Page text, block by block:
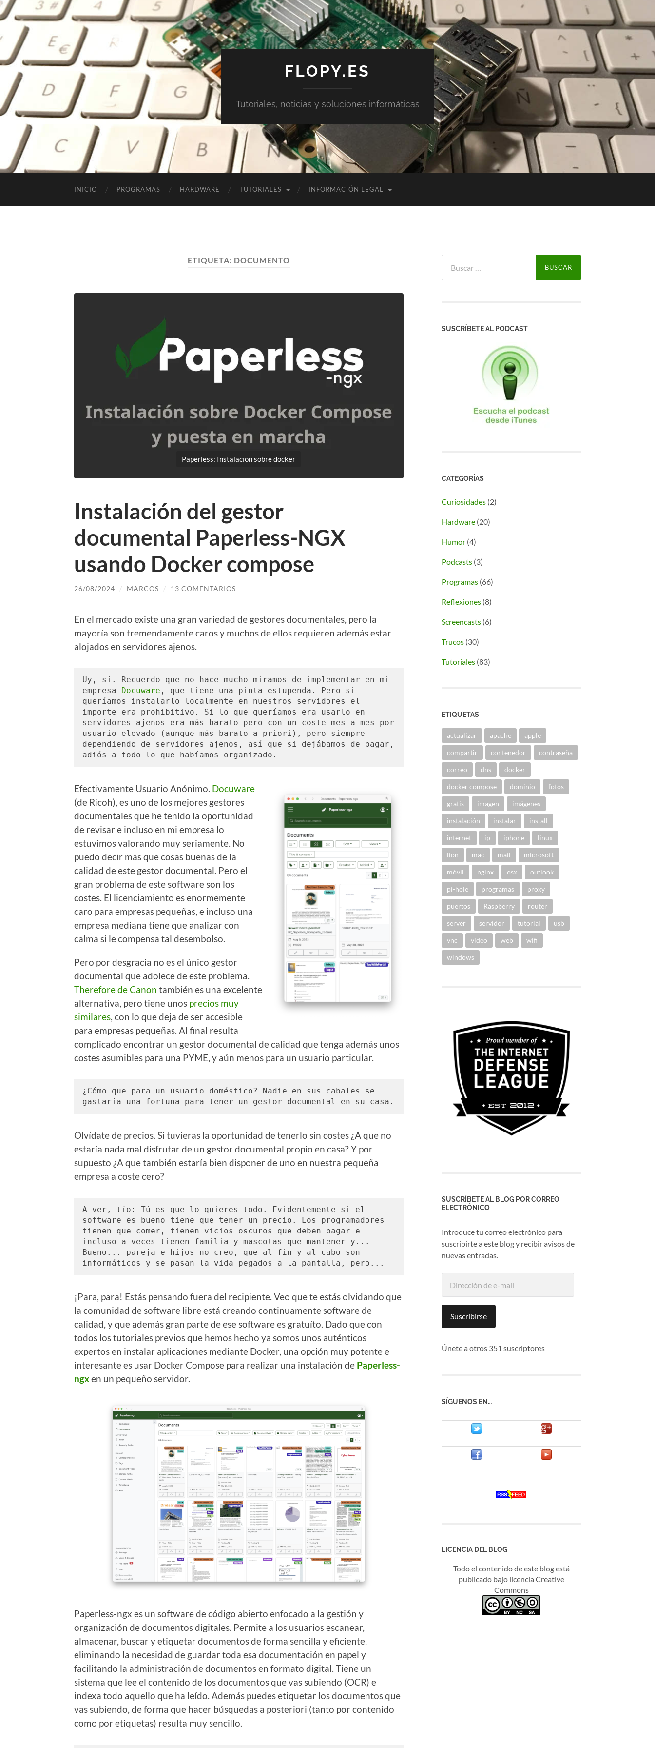
FLOPY.ES
Tutoriales, noticias y soluciones informáticas
INICIO PROGRAMAS HARDWARE TUTORIALES INFORMACIÓN LEGAL
ETIQUETA: DOCUMENTO
Paperless: Instalación sobre docker
Instalación del gestor
documental Paperless-NGX
usando Docker compose
26/08/2024 / MARCOS / 13 COMENTARIOS
En el mercado existe una gran variedad de gestores documentales, pero la
mayoría son tremendamente caros y muchos de ellos requieren además estar
alojados en servidores ajenos.
Uy, sí. Recuerdo que no hace mucho miramos de implementar en mi
empresa
Docuware , que tiene una pinta estupenda. Pero si
queríamos instalarlo localmente en nuestros servidores el
importe era prohibitivo. Si lo que queríamos era usarlo en
servidores ajenos era más barato pero con un coste mes a mes por
usuario elevado (aunque más barato a priori), pero siempre
dependiendo de servidores ajenos, así que si dejábamos de pagar,
adiós a todo lo que habíamos organizado.
Efectivamente Usuario Anónimo. Docuware
(de Ricoh), es uno de los mejores gestores
documentales que he tenido la oportunidad
de revisar e incluso en mi empresa lo
estuvimos valorando muy seriamente. No
puedo decir más que cosas buenas de la
calidad de este gestor documental. Pero el
gran problema de este software son los
costes. El licenciamiento es enormemente
caro para empresas pequeñas, e incluso una
empresa mediana tiene que analizar con
calma si le compensa tal desembolso.
Pero por desgracia no es el único gestor
documental que adolece de este problema.
Therefore de Canon también es una excelente
alternativa, pero tiene unos precios muy
similares, con lo que deja de ser accesible
para empresas pequeñas. Al final resulta
complicado encontrar un gestor documental de calidad que tenga además unos
costes asumibles para una PYME, y aún menos para un usuario particular.
¿Cómo que para un usuario doméstico? Nadie en sus cabales se
Olvídate de precios. Si tuvieras la oportunidad de tenerlo sin costes ¿A que no
estaría nada mal disfrutar de un gestor documental propio en casa? Y por
supuesto ¿A que también estaría bien disponer de uno en nuestra pequeña
empresa a coste cero?
A ver, tío: Tú es que lo quieres todo. Evidentemente si el
software es bueno tiene que tener un precio. Los programadores
tienen que comer, tienen vicios oscuros que deben pagar e
incluso a veces tienen familia y mascotas que mantener y...
Bueno... pareja e hijos no creo, que al fin y al cabo son
informáticos y se pasan la vida pegados a la pantalla, pero...
¡Para, para! Estás pensando fuera del recipiente. Veo que te estás olvidando que
la comunidad de software libre está creando continuamente software de
calidad, y que además gran parte de ese software es gratuíto. Dado que con
todos los tutoriales previos que hemos hecho ya somos unos auténticos
expertos en instalar aplicaciones mediante Docker, una opción muy potente e
interesante es usar Docker Compose para realizar una instalación de Paperless-
ngxen un pequeño servidor.
Paperless-ngx es un software de código abierto enfocado a la gestión y
organización de documentos digitales. Permite a los usuarios escanear,
almacenar, buscar y etiquetar documentos de forma sencilla y eficiente,
eliminando la necesidad de guardar toda esa documentación en papel y
facilitando la administración de documentos en formato digital. Tiene un
sistema que lee el contenido de los documentos que vas subiendo (OCR) e
indexa todo aquello que ha leído. Además puedes etiquetar los documentos que
vas subiendo, de forma que hacer búsquedas a posteriori (tanto por contenido
como por etiquetas) resulta muy sencillo.
SUSCRÍBETE AL PODCAST
CATEGORÍAS
Curiosidades (2)
Hardware (20)
Humor (4)
Podcasts (3)
Programas (66)
Reflexiones (8)
Screencasts (6)
Trucos (30)
Tutoriales (83)
ETIQUETAS
actualizar apache apple
compartir contenedor contraseña
correo dns docker
docker compose dominio fotos
gratis imagen imágenes
instalación instalar install
internet ip iphone linux
lion mac mail microsoft
móvil nginx osx outlook
pi-hole programas proxy
puertos Raspberry router
server servidor tutorial usb
vnc vídeo web wifi
windows
SUSCRÍBETE AL BLOG POR CORREO
ELECTRÓNICO
Introduce tu correo electrónico para
suscribirte a este blog y recibir avisos de
nuevas entradas.
mailSuscribirse
Únete a otros 351 suscriptores
SÍGUENOS EN…
LICENCIA DEL BLOG
Todo el contenido de este blog está
publicado bajo licencia Creative
Commons